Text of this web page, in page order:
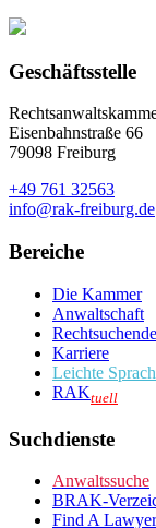
Geschäftsstelle
Eisenbahnstraße 66
79098 Freiburg
+49 761 32563
info@rak-freiburg.de
Bereiche
Die Kammer
Anwaltschaft
Rechtsuchende
Karriere
Leichte
RAKtuell
Suchdienste
Anwaltssuche
BRAK-
Find A